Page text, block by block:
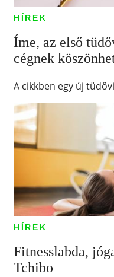
HÍREK
Íme, az első
cégnek
A cikkben egy új
HÍREK
Fitnesslabda,
Tchibo